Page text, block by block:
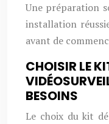
Une préparation
installation
avant de
CHOISIR LE
BESOINS
Le choix du kit